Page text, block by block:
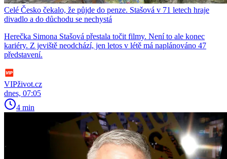
Celé Česko čekalo, že půjde do penze. Stašová v 71 letech hraje
divadlo a do důchodu se nechystá
Herečka Simona Stašová přestala točit filmy. Není to ale konec
kariéry. Z jeviště neodchází, jen letos v létě má naplánováno 47
představení.
VIPživot.cz
dnes, 07:05
4 min